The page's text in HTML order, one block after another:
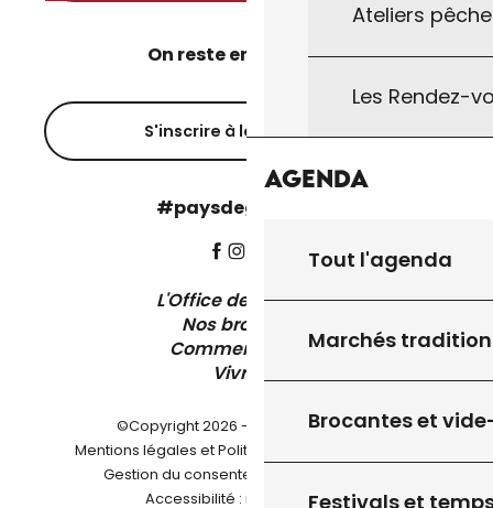
Ateliers
Les Rendez-
Agenda
Tout l'agenda
Marchés
Brocantes et
Festivals et
On reste en contact ?
S'inscrire à la newsletter
#paysdegourdon !
L'Office de Tourisme
Nos brochures
Comment venir ?
Vivre ici
©Copyright 2026 - Pays de Gourdon
Mentions légales et Politique de confidentialité
Gestion du consentement
Accessibilité : non conforme